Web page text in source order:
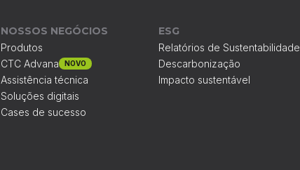
NOSSOS NEGÓCIOS
Produtos
CTC Advana
NOVO
Assistência técnica
Soluções digitais
Cases de sucesso
ESG
Relatórios de Sustentabilidade
Descarbonização
Impacto sustentável